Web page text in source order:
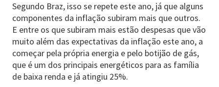
Segundo Braz, isso se repete este ano, já que alguns
componentes da inflação subiram mais que outros.
E entre os que subiram mais estão despesas que vão
muito além das expectativas da inflação este ano, a
começar pela própria energia e pelo botijão de gás,
que é um dos principais energéticos para as família
de baixa renda e já atingiu 25%.